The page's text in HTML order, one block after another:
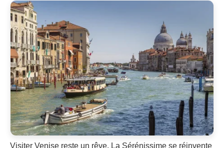
Visiter Venise reste un rêve. La Sérénissime se réinvente